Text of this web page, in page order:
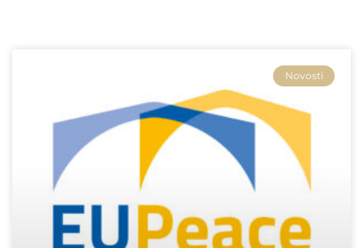
Novosti